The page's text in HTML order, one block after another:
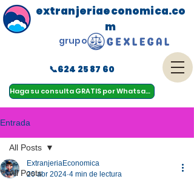
Haga su consulta GRATIS por Whatsapp
menu
extranjeriaeconomica.co
m
📞624 25 87 60
grupo
Entrada
All Posts
All Posts
ExtranjeriaEconomica
20 abr 2024 4 min de lectura